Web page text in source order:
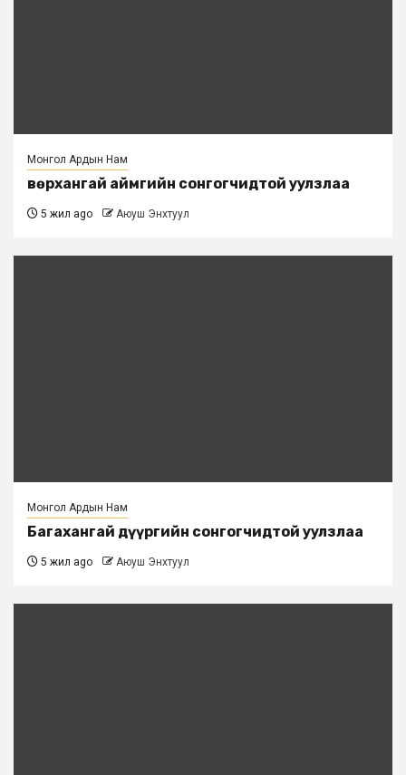
Монгол Ардын Нам
Өвөрхангай аймгийн сонгогчидтой уулзлаа
5 жил ago Аюуш Энхтуул
Монгол Ардын Нам
Багахангай дүүргийн сонгогчидтой уулзлаа
5 жил ago Аюуш Энхтуул